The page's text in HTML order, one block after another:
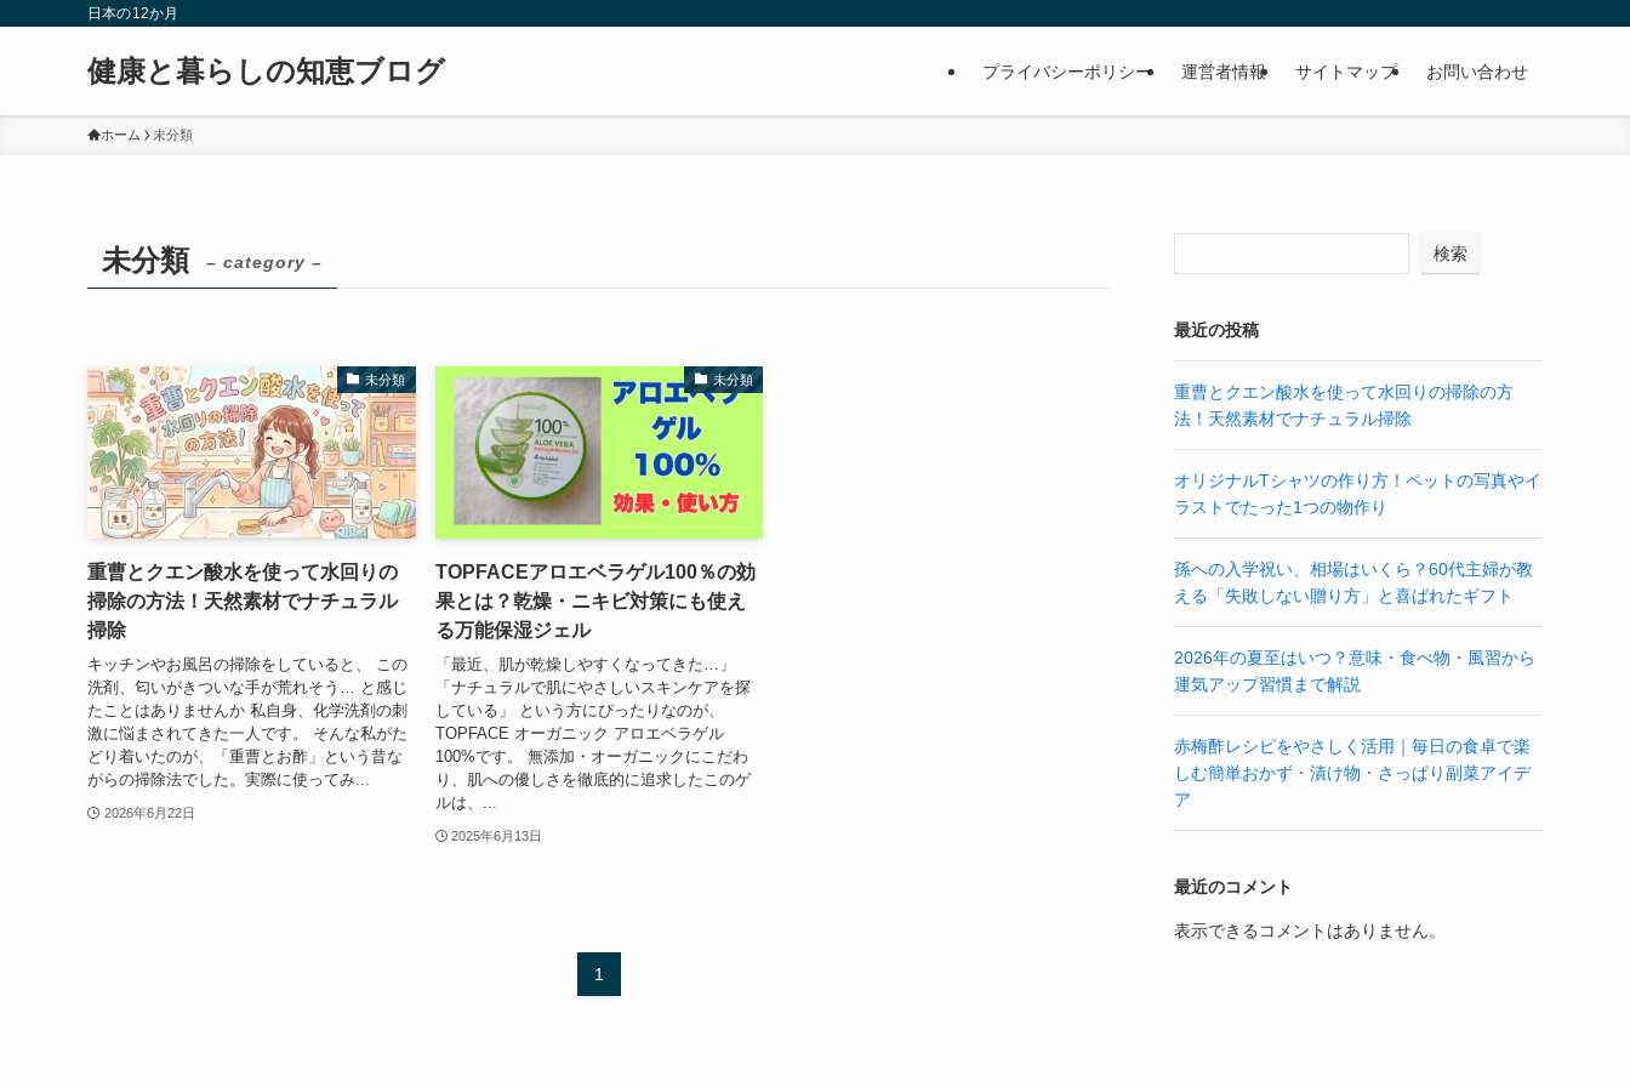
日本の12か月
健康と暮らしの知恵ブログ プライバシーポリシー 運営者情報 サイトマップ お問い合わせ
ホーム 未分類
未分類 – category –
未分類
重曹とクエン酸水を使って水回りの
掃除の方法！天然素材でナチュラル
掃除
キッチンやお風呂の掃除をしていると、 この
洗剤、匂いがきついな手が荒れそう… と感じ
たことはありませんか 私自身、化学洗剤の刺
激に悩まされてきた一人です。 そんな私がた
どり着いたのが、「重曹とお酢」という昔な
がらの掃除法でした。実際に使ってみ...
2026年6月22日
未分類
TOPFACEアロエベラゲル100％の効
果とは？乾燥・ニキビ対策にも使え
る万能保湿ジェル
「最近、肌が乾燥しやすくなってきた…」
「ナチュラルで肌にやさしいスキンケアを探
している」 という方にぴったりなのが、
TOPFACE オーガニック アロエベラゲル
100%です。 無添加・オーガニックにこだわ
り、肌への優しさを徹底的に追求したこのゲ
ルは、...
2025年6月13日
1
検索
最近の投稿
重曹とクエン酸水を使って水回りの掃除の方
法！天然素材でナチュラル掃除
オリジナルTシャツの作り方！ペットの写真やイ
ラストでたった1つの物作り
孫への入学祝い、相場はいくら？60代主婦が教
える「失敗しない贈り方」と喜ばれたギフト
2026年の夏至はいつ？意味・食べ物・風習から
運気アップ習慣まで解説
赤梅酢レシピをやさしく活用｜毎日の食卓で楽
しむ簡単おかず・漬け物・さっぱり副菜アイデ
ア
最近のコメント
表示できるコメントはありません。